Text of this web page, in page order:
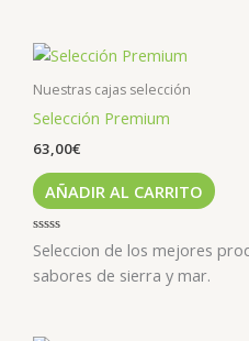
Nuestras cajas selección
Selección Premium
63,00€
AÑADIR AL CARRITO
Valorado
con
0
de
Seleccion de los mejores
sabores de sierra y mar.